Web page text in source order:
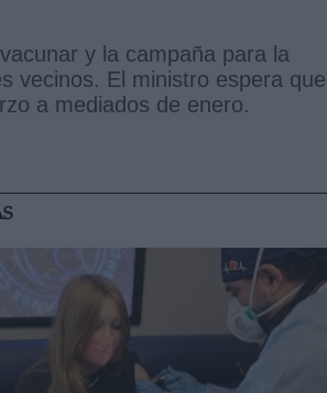
y la campaña para la
vecinos. El ministro espera que
a mediados de enero.